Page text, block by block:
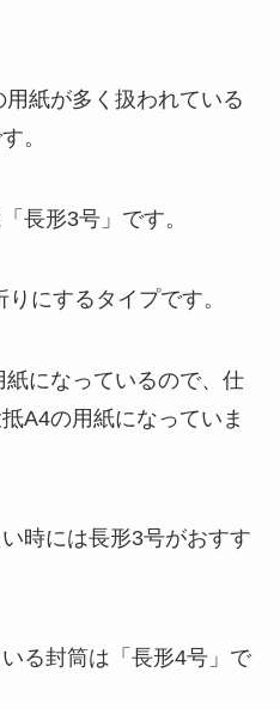
紙が多く扱われている
。
長形3号」です。
にするタイプです。
になっているので、仕
A4の用紙になっていま
時には長形3号がおすす
る封筒は「長形4号」で